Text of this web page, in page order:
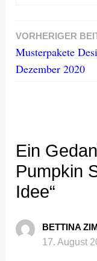
VORHERIGER
Musterpakete
Dezember 2020
Ein
Pumpkin
Idee“
BETTINA
17. August